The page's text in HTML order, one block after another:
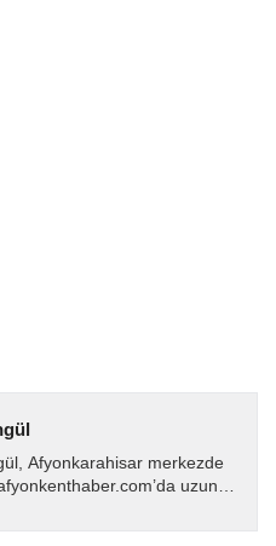
Afyonkarahisar merkezde
uzun
akışı...